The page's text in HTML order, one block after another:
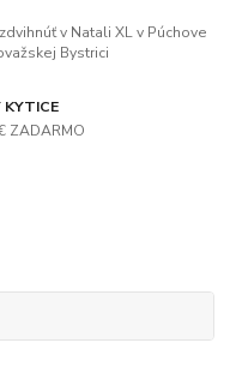
v Natali XL v Púchove
Bystrici
KYTICE
ZADARMO